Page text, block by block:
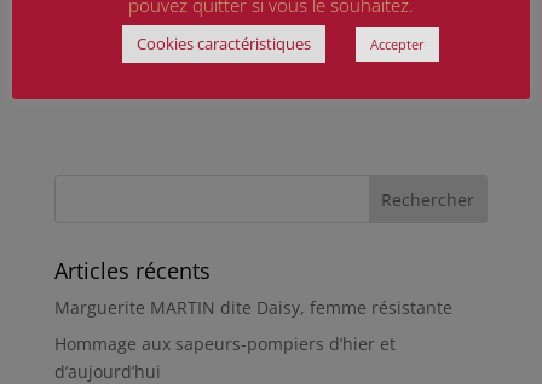
Articles récents
Marguerite MARTIN dite Daisy, femme résistante
Hommage aux sapeurs-pompiers d’hier et
d’aujourd’hui
Cookies caractéristiques Accepter